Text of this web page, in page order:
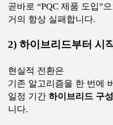
곧바로 “PQC 제품 도입”
거의 항상 실패합니다.
2) 하이브리드부터 시
현실적 전환은
기존 알고리즘을 한 번에
일정 기간 하이브리드 구성
니다.